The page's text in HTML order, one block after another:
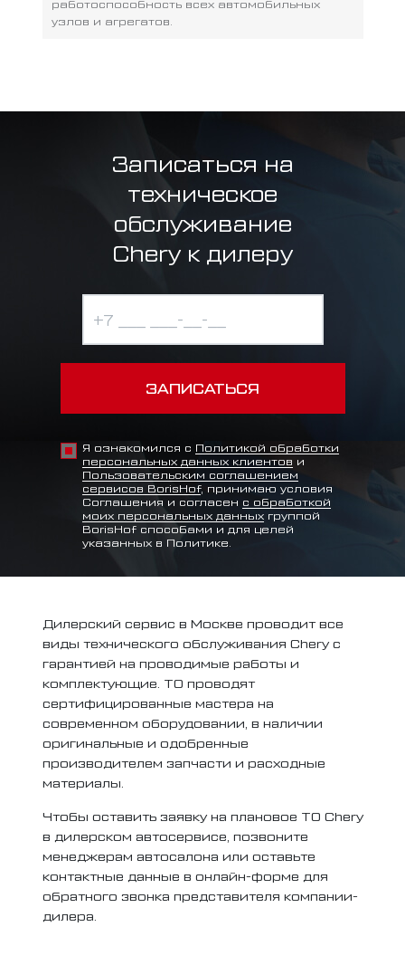
работоспособность всех автомобильных
узлов и агрегатов.
Записаться на
техническое
обслуживание
Chery к дилеру
ЗАПИСАТЬСЯ
Я ознакомился с Политикой обработки
персональных данных клиентов и
Пользовательским соглашением
сервисов BorisHof, принимаю условия
Соглашения и согласен с обработкой
моих персональных данныхгруппой
BorisHof способами и для целей
указанных в Политике.
Дилерский сервис в Москве проводит все
виды технического обслуживания Chery с
гарантией на проводимые работы и
комплектующие. ТО проводят
сертифицированные мастера на
современном оборудовании, в наличии
оригинальные и одобренные
производителем запчасти и расходные
материалы.
Чтобы оставить заявку на плановое ТО Chery
в дилерском автосервисе, позвоните
менеджерам автосалона или оставьте
контактные данные в онлайн-форме для
обратного звонка представителя компании-
дилера.